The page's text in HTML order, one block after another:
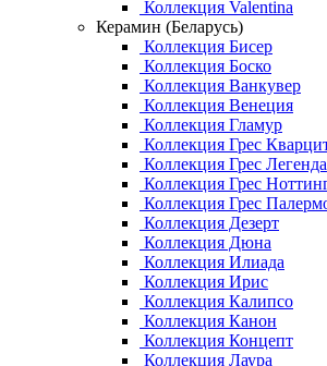
Коллекция Valentina
Керамин (Беларусь)
Коллекция Бисер
Коллекция Боско
Коллекция Ванкувер
Коллекция Венеция
Коллекция Гламур
Коллекция Грес
Коллекция Грес Легенда
Коллекция Грес
Коллекция Грес
Коллекция Дезерт
Коллекция Дюна
Коллекция Илиада
Коллекция Ирис
Коллекция Калипсо
Коллекция Канон
Коллекция Концепт
Коллекция Лаура